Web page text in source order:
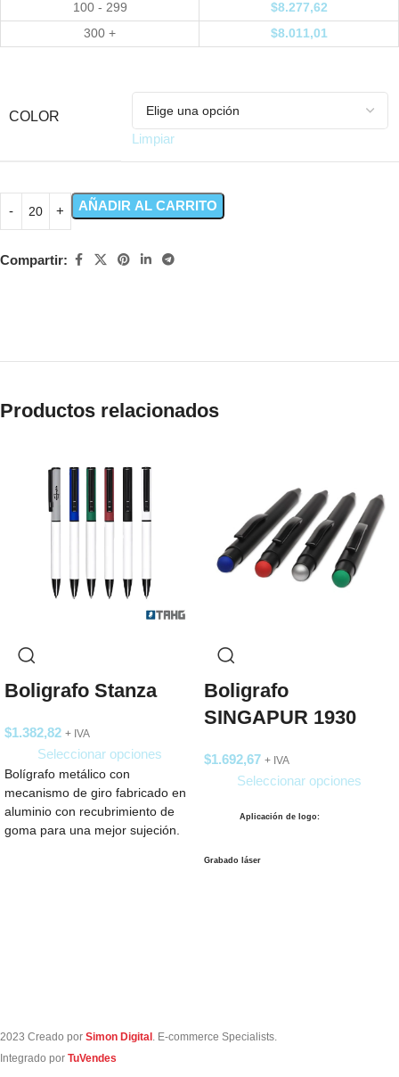
100 - 299
$8.277,62
300 +
$8.011,01
COLOR
Limpiar
AÑADIR AL CARRITO
Compartir:
Productos relacionados
Boligrafo Stanza
$1.382,82 + IVA
Seleccionar opciones
Bolígrafo metálico con
mecanismo de giro fabricado en
aluminio con recubrimiento de
goma para una mejor sujeción.
Boligrafo
SINGAPUR 1930
$1.692,67 + IVA
Seleccionar opciones
Aplicación de logo:
Grabado láser
2023 Creado por Simon Digital . E-commerce Specialists.
Integrado por TuVendes